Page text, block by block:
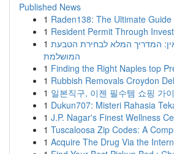
Published News
1 Raden138: The Ultimate Guide
1 Resident Permit Through
1 המדריך המלא לבחירת הטבעת
המושלמת
1 Finding the Right Naples top
1 Rubbish Removals Croydon
1 일본직구, 이젠 필수템 쇼핑 가
1 Dukun707: Misteri Rahasia
1 J.P. Nagar's Finest Wellness
1 Tuscaloosa Zip Codes: A
1 Acquire The Drug Via the